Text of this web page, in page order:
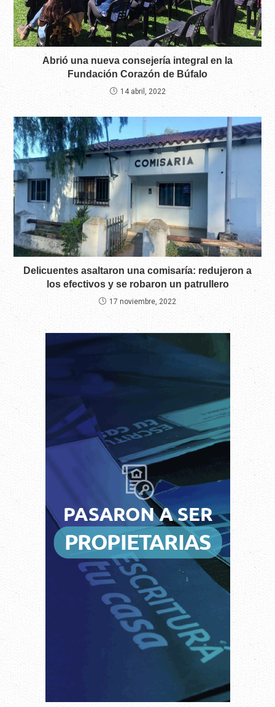
Abrió una nueva consejería integral en la
Fundación Corazón de Búfalo
14 abril, 2022
Delicuentes asaltaron una comisaría: redujeron a
los efectivos y se robaron un patrullero
17 noviembre, 2022